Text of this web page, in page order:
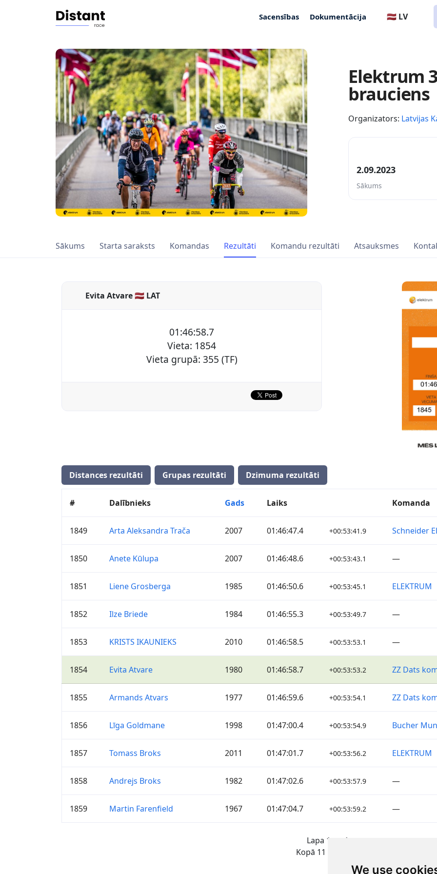
We use
Sacensības Dokumentācija 🇱🇻 LV
Elektrum
brauciens
Organizators: Latvijas
2.09.2023
Sākums
Sākums Starta saraksts Komandas Rezultāti Komandu rezultāti Atsauksmes
Evita Atvare 🇱🇻 LAT
01:46:58.7
Vieta: 1854
Vieta grupā: 355 (TF)
Distances rezultāti Grupas rezultāti Dzimuma rezultāti
# Dalībnieks Gads Laiks Komanda
1849 Arta Aleksandra Trača 2007 01:46:47.4 +00:53:41.9 Schneider
1850 Anete Kūlupa 2007 01:46:48.6 +00:53:43.1 —
1851 Liene Grosberga 1985 01:46:50.6 +00:53:45.1 ELEKTRUM
1852 Ilze Briede 1984 01:46:55.3 +00:53:49.7 —
1853 KRISTS IKAUNIEKS 2010 01:46:58.5 +00:53:53.1 —
1854 Evita Atvare 1980 01:46:58.7 +00:53:53.2 ZZ Dats
1855 Armands Atvars 1977 01:46:59.6 +00:53:54.1 ZZ Dats
1856 Līga Goldmane 1998 01:47:00.4 +00:53:54.9 Bucher
1857 Tomass Broks 2011 01:47:01.7 +00:53:56.2 ELEKTRUM
1858 Andrejs Broks 1982 01:47:02.6 +00:53:57.9 —
1859 Martin Farenfield 1967 01:47:04.7 +00:53:59.2 —
Lapa 1 no 1
Kopā 11 Rezultāti